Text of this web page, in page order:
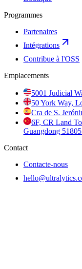
Programmes
Partenaires
Intégrations
Contribue à l'OSS
Emplacements
5001 Judicial
50 York Way,
Cra de S.
6F, CR Land
Guangdong
Contact
Contacte-nous